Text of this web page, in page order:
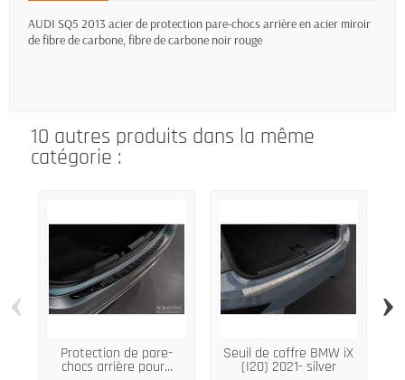
AUDI SQ5 2013 acier de protection pare-chocs arrière en acier miroir
de fibre de carbone, fibre de carbone noir rouge
10 autres produits dans la même
catégorie :
Protection de pare-
chocs arrière pour...
Seuil de coffre BMW iX
(I20) 2021- silver
‹ ›